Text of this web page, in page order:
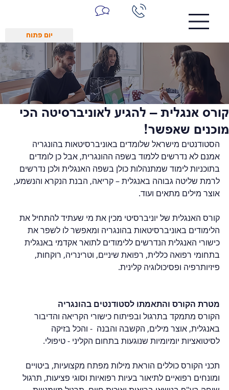
יום פתוח
קורס אנגלית – להגיע לאוניברסיטה הכי
מוכנים שאפשר!
הסטודנטים מישראל שלומדים באוניברסיטאות בהונגריה
אמנם לא נדרשים ללמוד בשפה ההונגרית, אבל כן לומדים
בתוכניות לימוד שמתנהלות כולן בשפה האנגלית ולכן נדרשים
לרמת שליטה גבוהה באנגלית – קריאה, הבנת הנקרא והנשמע,
אוצר מילים מתאים ועוד.
קורס האנגלית של יוניברסיטי מכין את מי שעתיד להתחיל את
הלימודים באוניברסיטאות בהונגריה ומאפשר לו לשפר את
כישורי האנגלית הנדרשים ללימודים לתואר אקדמי באנגלית
בתחומי רפואה כללית, רפואת שיניים, וטרינריה, רוקחות,
פיזיותרפיה ופסיכולוגיה קלינית.
מטרת הקורס והתאמתו לסטודנטים בהונגריה
הקורס מתמקד בתרגול ובפיתוח כישורי הקריאה והדיבור
באנגלית, אוצר מילים, הקשבה והבנה  - והכל בזיקה
לסיטואציות יומיומיות שנוגעות בתחום הקליני - טיפולי.
תכני הקורס כוללים הוראת מילות מפתח מקצועיות, ביטויים
ומונחים רפואיים לתיאור בעיות רפואיות וסוגי פציעות, תרגול